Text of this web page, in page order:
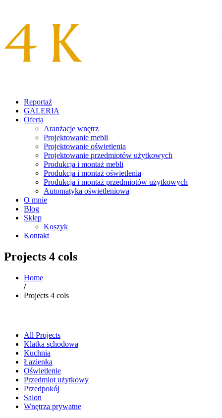
Reportaż
GALERIA
Oferta
Aranżacje wnętrz
Projektowanie mebli
Projektowanie oświetlenia
Projektowanie przedmiotów użytkowych
Produkcja i montaż mebli
Produkcja i montaż oświetlenia
Produkcja i montaż przedmiotów użytkowych
Automatyka oświetleniowa
O mnie
Blog
Sklep
Koszyk
Kontakt
Projects 4 cols
Home
/
Projects 4 cols
All Projects
Klatka schodowa
Kuchnia
Łazienka
Oświetlenie
Przedmiot użytkowy
Przedpokój
Salon
Wnętrza prywatne